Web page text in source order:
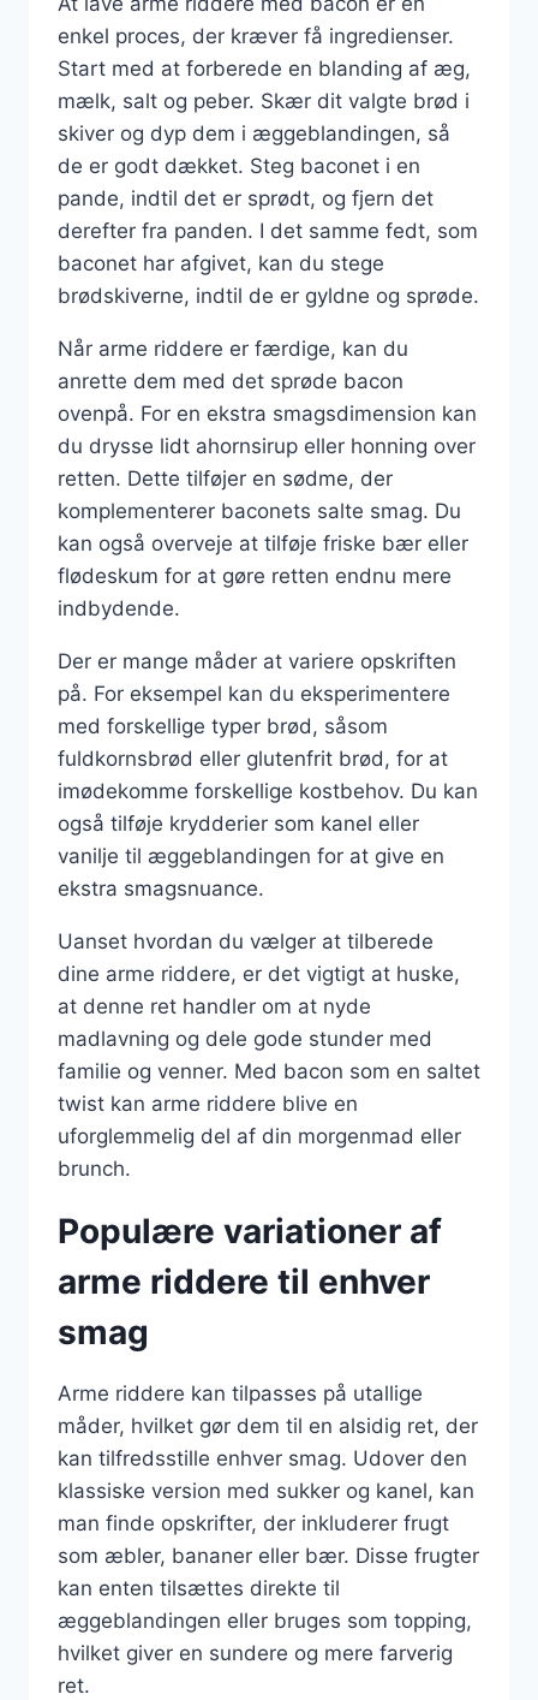
enkel proces, der kræver få ingredienser.
Start med at forberede en blanding af æg,
mælk, salt og peber. Skær dit valgte brød i
skiver og dyp dem i æggeblandingen, så
de er godt dækket. Steg baconet i en
pande, indtil det er sprødt, og fjern det
derefter fra panden. I det samme fedt, som
baconet har afgivet, kan du stege
brødskiverne, indtil de er gyldne og sprøde.
Når arme riddere er færdige, kan du
anrette dem med det sprøde bacon
ovenpå. For en ekstra smagsdimension kan
du drysse lidt ahornsirup eller honning over
retten. Dette tilføjer en sødme, der
komplementerer baconets salte smag. Du
kan også overveje at tilføje friske bær eller
flødeskum for at gøre retten endnu mere
indbydende.
Der er mange måder at variere opskriften
på. For eksempel kan du eksperimentere
med forskellige typer brød, såsom
fuldkornsbrød eller glutenfrit brød, for at
imødekomme forskellige kostbehov. Du kan
også tilføje krydderier som kanel eller
vanilje til æggeblandingen for at give en
ekstra smagsnuance.
Uanset hvordan du vælger at tilberede
dine arme riddere, er det vigtigt at huske,
at denne ret handler om at nyde
madlavning og dele gode stunder med
familie og venner. Med bacon som en saltet
twist kan arme riddere blive en
uforglemmelig del af din morgenmad eller
brunch.
Populære variationer af
arme riddere til enhver
smag
Arme riddere kan tilpasses på utallige
måder, hvilket gør dem til en alsidig ret, der
kan tilfredsstille enhver smag. Udover den
klassiske version med sukker og kanel, kan
man finde opskrifter, der inkluderer frugt
som æbler, bananer eller bær. Disse frugter
kan enten tilsættes direkte til
æggeblandingen eller bruges som topping,
hvilket giver en sundere og mere farverig
ret.